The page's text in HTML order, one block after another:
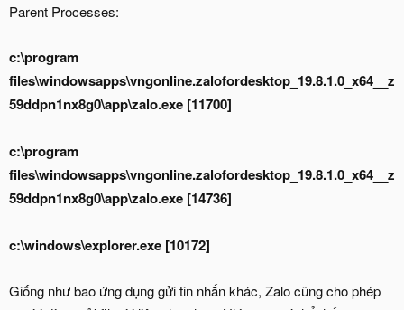
Parent Processes:
c:\program
files\windowsapps\vngonline.zalofordesktop_19.8.1.0_x64__z
59ddpn1nx8g0\app\zalo.exe [11700]
c:\program
files\windowsapps\vngonline.zalofordesktop_19.8.1.0_x64__z
59ddpn1nx8g0\app\zalo.exe [14736]
c:\windows\explorer.exe [10172]
Giống như bao ứng dụng gửi tin nhắn khác, Zalo cũng cho phép